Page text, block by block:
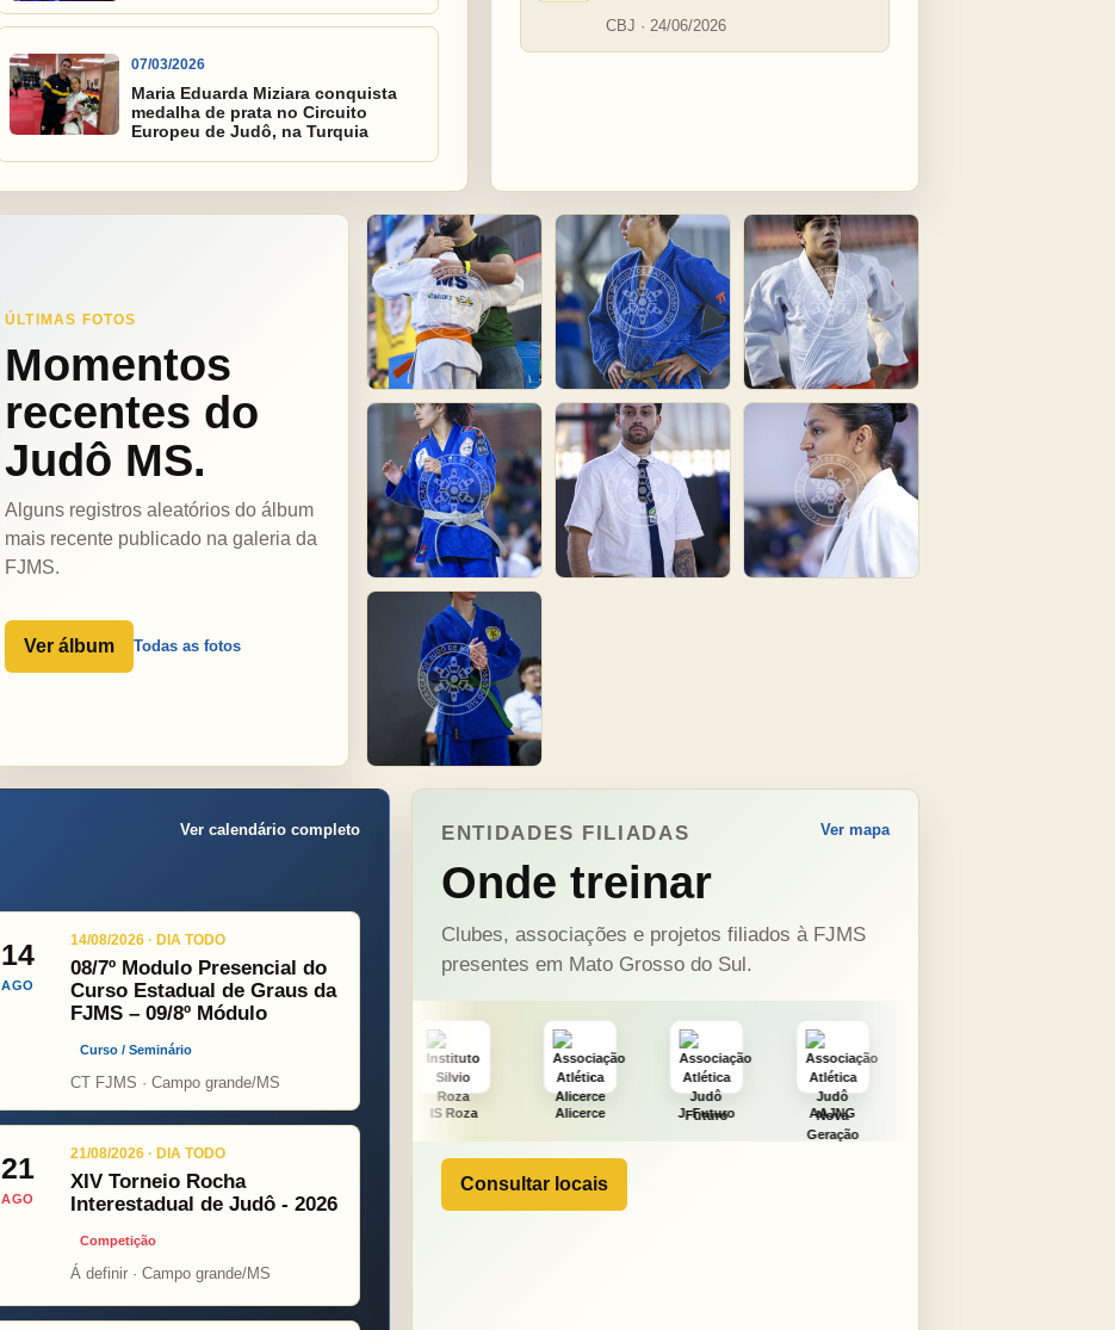
07/03/2026
Maria Eduarda Miziara conquista
medalha de prata no Circuito
Europeu de Judô, na Turquia
CBJ · 24/06/2026
ÚLTIMAS FOTOS
Momentos
recentes do
Judô MS.
Alguns registros aleatórios do álbum
mais recente publicado na galeria da
FJMS.
Ver álbum Todas as fotos
Ver calendário completo
14
AGO
14/08/2026 · DIA TODO
08/7º Modulo Presencial do
Curso Estadual de Graus da
FJMS – 09/8º Módulo
Curso / Seminário
CT FJMS · Campo grande/MS
21
AGO
21/08/2026 · DIA TODO
XIV Torneio Rocha
Interestadual de Judô - 2026
Competição
Á definir · Campo grande/MS
ENTIDADES FILIADAS
Onde treinar
Ver mapa
Clubes, associações e projetos filiados à FJMS
presentes em Mato Grosso do Sul.
ONÇA PINT PSOPJ IS Roza Alicerce J. Futuro AAJNG TSURU
Consultar locais